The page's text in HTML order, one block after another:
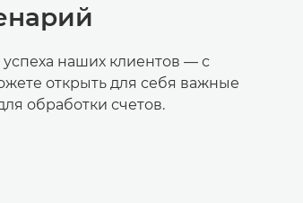
наших клиентов — с
открыть для себя важные
обработки счетов.